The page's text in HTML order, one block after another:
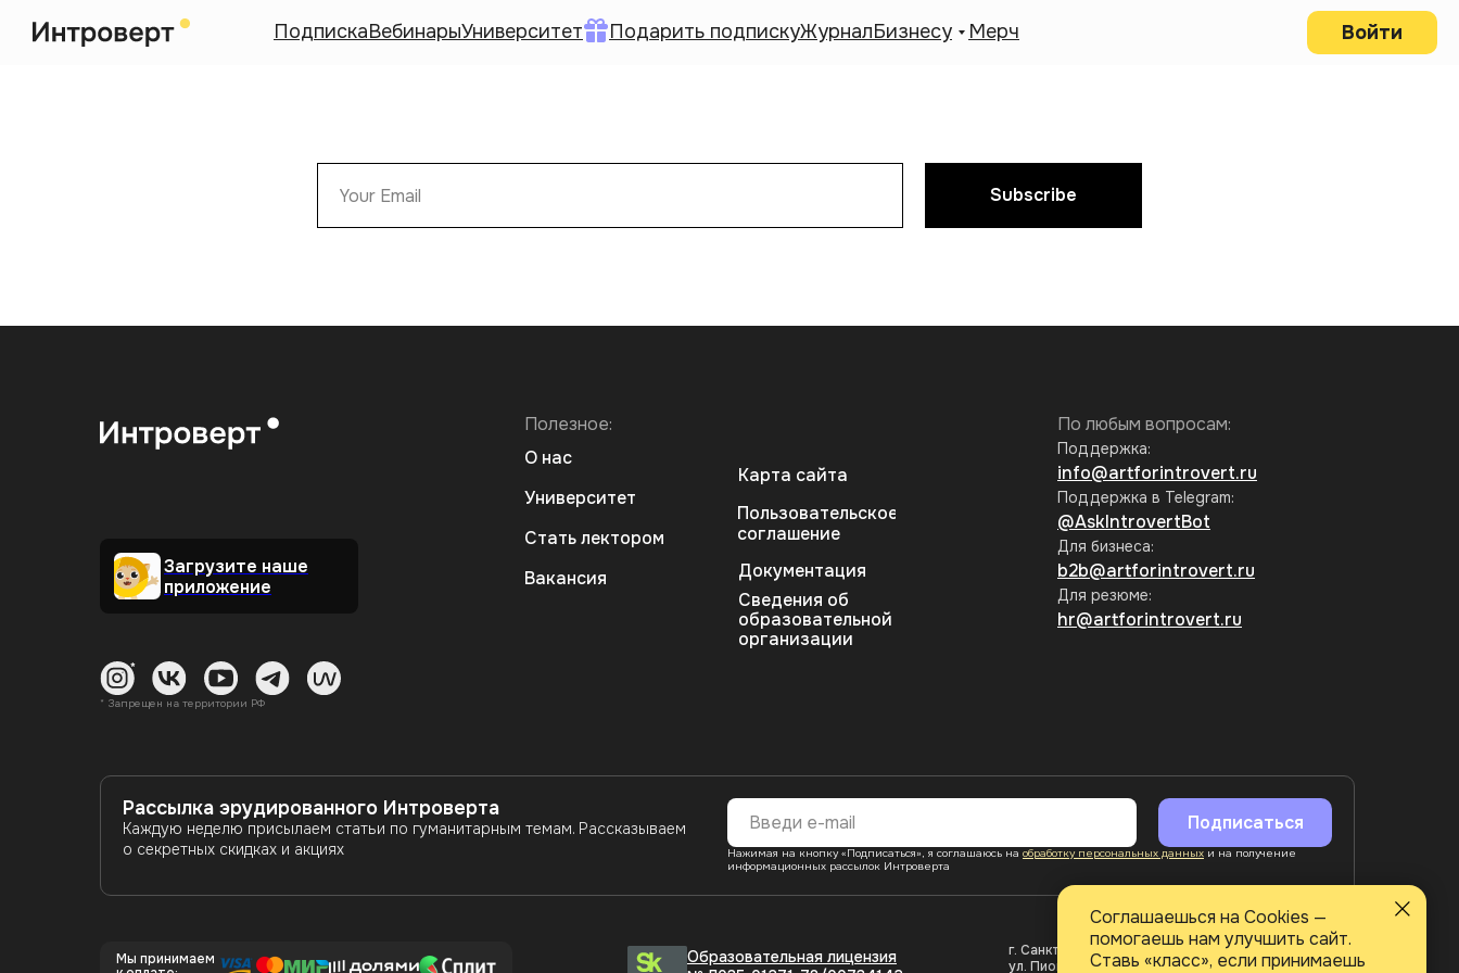
ПодпискаВебинарыУниверситет Подарить подпискуЖурналБизнесу Мерч Войти
Subscribe
По любым вопросам:
Поддержка:
info@artforintrovert.ru
Поддержка в Telegram:
@AskIntrovertBot
Для бизнеса:
b2b@artforintrovert.ru
Для резюме:
hr@artforintrovert.ru
Рассылка эрудированного Интроверта
Каждую неделю присылаем статьи по гуманитарным темам. Рассказываем
о секретных скидках и акциях
Подписаться
Нажимая на кнопку «Подписаться», я соглашаюсь на обработку персональных данных и на получение
информационных рассылок Интроверта
Полезное:
О нас
Университет
Стать лектором
Вакансия
Карта сайта
Пользовательское
соглашение
Документация
Сведения об
образовательной
организации
Загрузите наше
приложение
* Запрещен на территории РФ
Мы принимаем
Образовательная лицензия
г. Санкт-Петербург,
ул. Пионерская, 50, литера
ООО АРТИНТРОВЕРТ
ИНН 7840098971
Соглашаешься на Cookies —
помогаешь нам улучшить сайт.
Ставь «класс», если принимаешь